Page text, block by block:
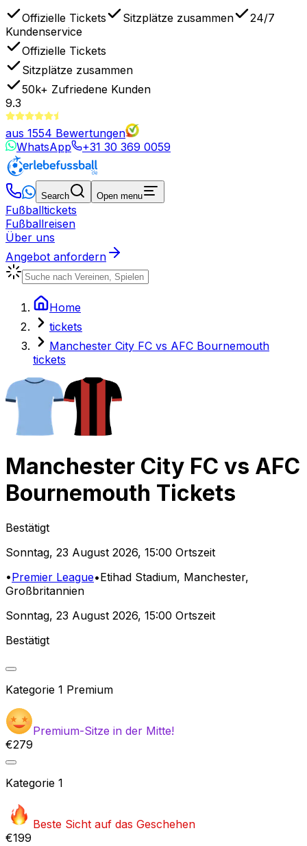
Offizielle Tickets Sitzplätze zusammen
24/7
Kundenservice
Offizielle Tickets
Sitzplätze zusammen
50k+ Zufriedene Kunden
9.3
aus 1554 Bewertungen
WhatsApp
+31 30 369 0059
Search Open menu
Fußballtickets
Fußballreisen
Über uns
Angebot anfordern
Home
tickets
Manchester City FC vs AFC Bournemouth
tickets
Manchester City FC vs AFC
Bournemouth Tickets
Bestätigt
Sonntag, 23 August 2026, 15:00 Ortszeit
•Premier League•Etihad Stadium, Manchester,
Großbritannien
Sonntag, 23 August 2026, 15:00 Ortszeit
Bestätigt
Kategorie 1 Premium
Premium-Sitze in der Mitte!
€279
Kategorie 1
Beste Sicht auf das Geschehen
€199